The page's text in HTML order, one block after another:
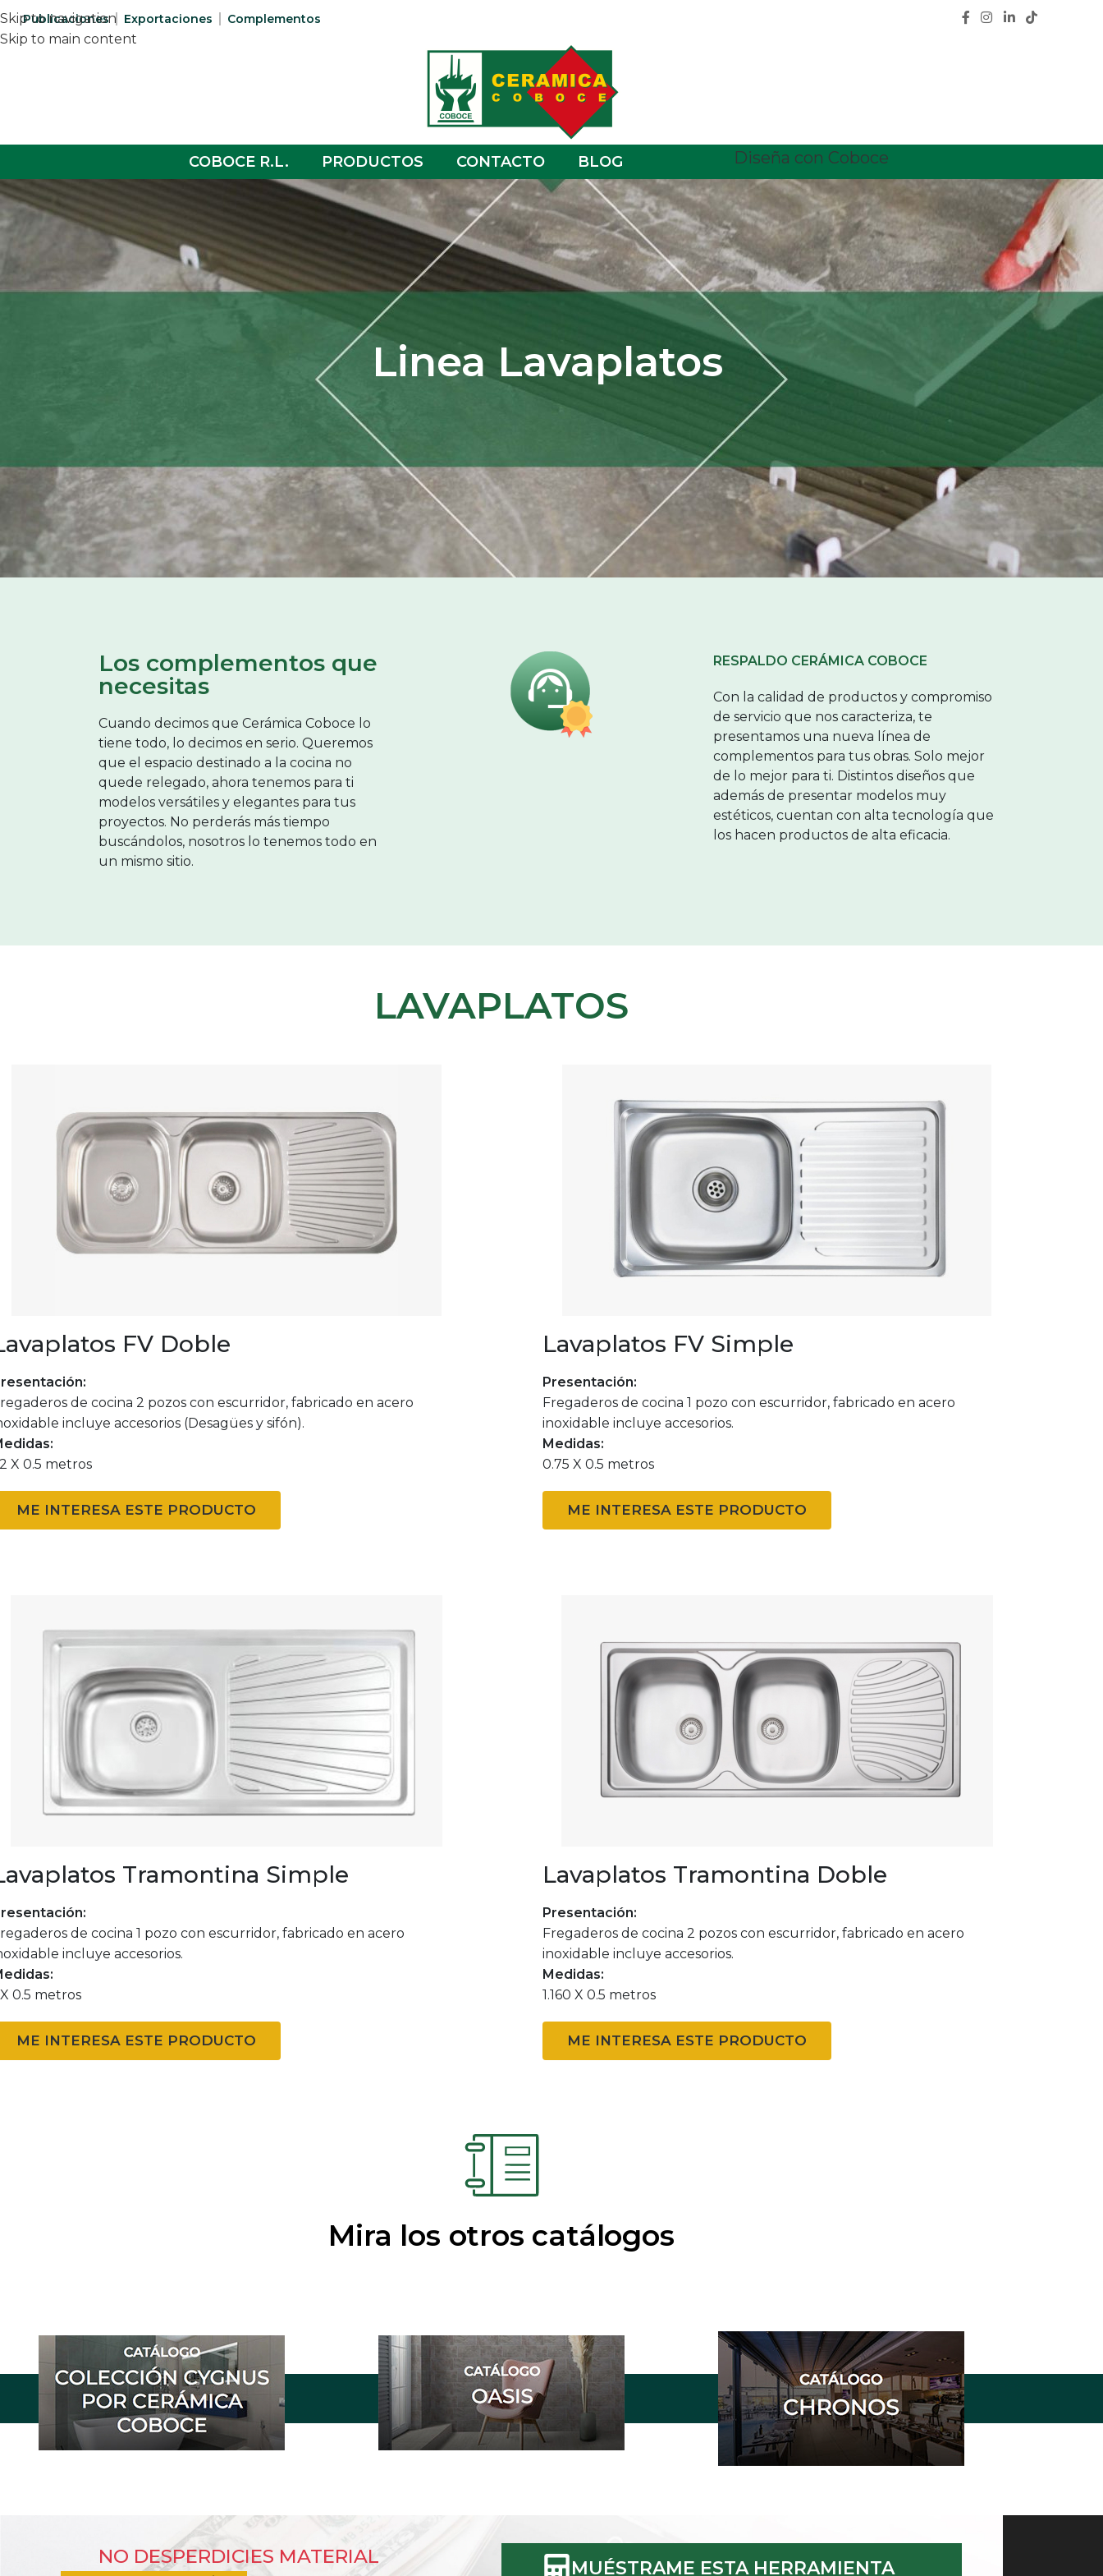
Skip to navigation
Skip to main content
Publicaciones Exportaciones Complementos
COBOCE R.L. PRODUCTOS CONTACTO BLOG Diseña con Coboce
Linea Lavaplatos
Los complementos que
necesitas
Cuando decimos que Cerámica Coboce lo
tiene todo, lo decimos en serio. Queremos
que el espacio destinado a la cocina no
quede relegado, ahora tenemos para ti
modelos versátiles y elegantes para tus
proyectos. No perderás más tiempo
buscándolos, nosotros lo tenemos todo en
un mismo sitio.
RESPALDO CERÁMICA COBOCE
Con la calidad de productos y compromiso
de servicio que nos caracteriza, te
presentamos una nueva línea de
complementos para tus obras. Solo mejor
de lo mejor para ti. Distintos diseños que
además de presentar modelos muy
estéticos, cuentan con alta tecnología que
los hacen productos de alta eficacia.
LAVAPLATOS
FV Doble
de cocina 2 pozos con escurridor, fabricado en acero
incluye accesorios (Desagües y sifón).
X 0.5 metros
ME INTERESA ESTE PRODUCTO
Lavaplatos FV Simple
Presentación:
Fregaderos de cocina 1 pozo con escurridor, fabricado en acero
inoxidable incluye accesorios.
Medidas:
0.75 X 0.5 metros
ME INTERESA ESTE PRODUCTO
Tramontina Simple
de cocina 1 pozo con escurridor, fabricado en acero
incluye accesorios.
X 0.5 metros
ME INTERESA ESTE PRODUCTO
Lavaplatos Tramontina Doble
Presentación:
Fregaderos de cocina 2 pozos con escurridor, fabricado en acero
inoxidable incluye accesorios.
Medidas:
1.160 X 0.5 metros
ME INTERESA ESTE PRODUCTO
Mira los otros catálogos
NO DESPERDICIES MATERIAL MUÉSTRAME ESTA HERRAMIENTA